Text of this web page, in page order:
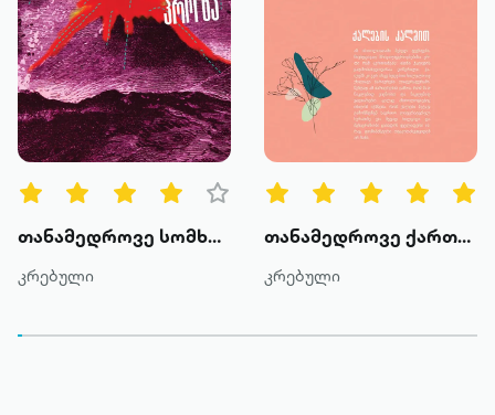
ამოგზაურებს, სადაც უამრავ საყვარელ
და ნაცნობ გმირს შეახვედრებს.
"ზღაპრები" არ არის მხოლოდ
ბავშვებისთვის. აქ მოგზაურობა
არასოდესაა გვიანი.
თანამედროვე სომხური პროზა
კრებული
თანამედროვე ქართული პროზა - ტომი II
კრებული